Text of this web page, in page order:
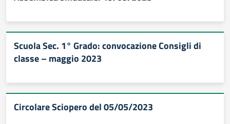
Scuola Sec. 1° Grado: convocazione Consigli di
classe – maggio 2023
Circolare Sciopero del 05/05/2023